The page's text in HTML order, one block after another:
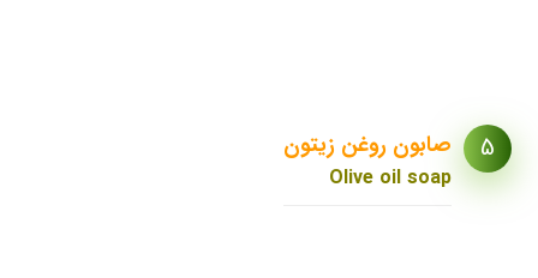
5 صابون روغن زیتون
Olive oil soap